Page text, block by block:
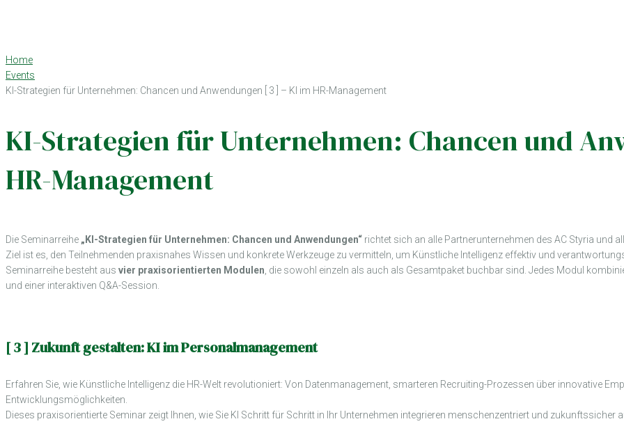
Home
Events
KI-Strategien für Unternehmen: Chancen und Anwendungen [ 3 ] – KI im HR-Management
KI-Strategien für Unternehmen: Chancen und
HR-Management
Die Seminarreihe „KI-Strategien für Unternehmen: Chancen und Anwendungen“ richtet sich an alle Partnerunternehmen des AC Styria und
Ziel ist es, den Teilnehmenden praxisnahes Wissen und konkrete Werkzeuge zu vermitteln, um Künstliche Intelligenz effektiv und
Seminarreihe besteht aus vier praxisorientierten Modulen, die sowohl einzeln als auch als Gesamtpaket buchbar sind. Jedes Modul
und einer interaktiven Q&A-Session.
[ 3 ] Zukunft gestalten: KI im Personalmanagement
Erfahren Sie, wie Künstliche Intelligenz die HR-Welt revolutioniert: Von Datenmanagement, smarteren Recruiting-Prozessen über innovative
Entwicklungsmöglichkeiten.
Dieses praxisorientierte Seminar zeigt Ihnen, wie Sie KI Schritt für Schritt in Ihr Unternehmen integrieren menschenzentriert und zukunftssicher